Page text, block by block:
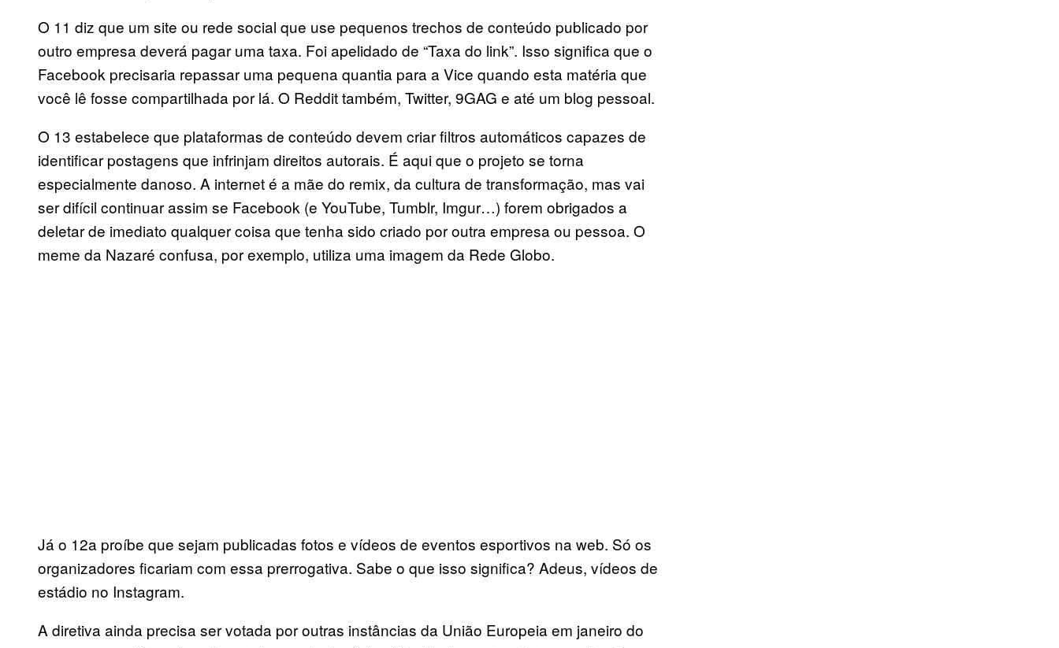
O 11 diz que um site ou rede social que use pequenos trechos de conteúdo publicado por
outro empresa deverá pagar uma taxa. Foi apelidado de “Taxa do link”. Isso significa que o
Facebook precisaria repassar uma pequena quantia para a Vice quando esta matéria que
você lê fosse compartilhada por lá. O Reddit também, Twitter, 9GAG e até um blog pessoal.
O 13 estabelece que plataformas de conteúdo devem criar filtros automáticos capazes de
identificar postagens que infrinjam direitos autorais. É aqui que o projeto se torna
especialmente danoso. A internet é a mãe do remix, da cultura de transformação, mas vai
ser difícil continuar assim se Facebook (e YouTube, Tumblr, Imgur…) forem obrigados a
deletar de imediato qualquer coisa que tenha sido criado por outra empresa ou pessoa. O
meme da Nazaré confusa, por exemplo, utiliza uma imagem da Rede Globo.
Já o 12a proíbe que sejam publicadas fotos e vídeos de eventos esportivos na web. Só os
organizadores ficariam com essa prerrogativa. Sabe o que isso significa? Adeus, vídeos de
estádio no Instagram.
A diretiva ainda precisa ser votada por outras instâncias da União Europeia em janeiro do